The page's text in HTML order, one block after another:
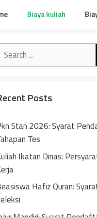
Biaya kuliah
Search
Posts
Stan 2026: Syarat
Tes
Ikatan Dinas:
Hafiz Quran: